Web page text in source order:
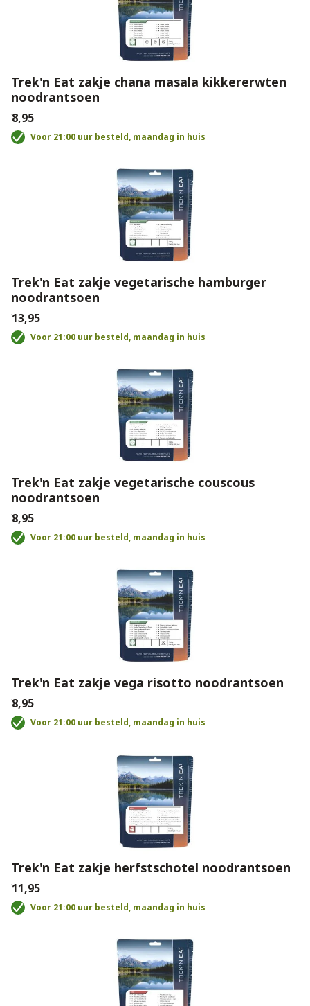
Trek'n Eat zakje chana masala kikkererwten
noodrantsoen
€8,95
Voor 21:00 uur besteld, maandag in huis
Trek'n Eat zakje vegetarische hamburger
noodrantsoen
€13,95
Voor 21:00 uur besteld, maandag in huis
Trek'n Eat zakje vegetarische couscous
noodrantsoen
€8,95
Voor 21:00 uur besteld, maandag in huis
Trek'n Eat zakje vega risotto noodrantsoen
€8,95
Voor 21:00 uur besteld, maandag in huis
Trek'n Eat zakje herfstschotel noodrantsoen
€11,95
Voor 21:00 uur besteld, maandag in huis